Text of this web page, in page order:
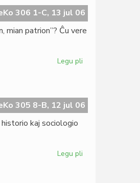
venas
la
prediko!
306 1-C, 13 jul 06
mian patrion”? Ĉu vere
Legu pli
venas
la
305 8-B, 12 jul 06
kaj sociologio
Legu pli